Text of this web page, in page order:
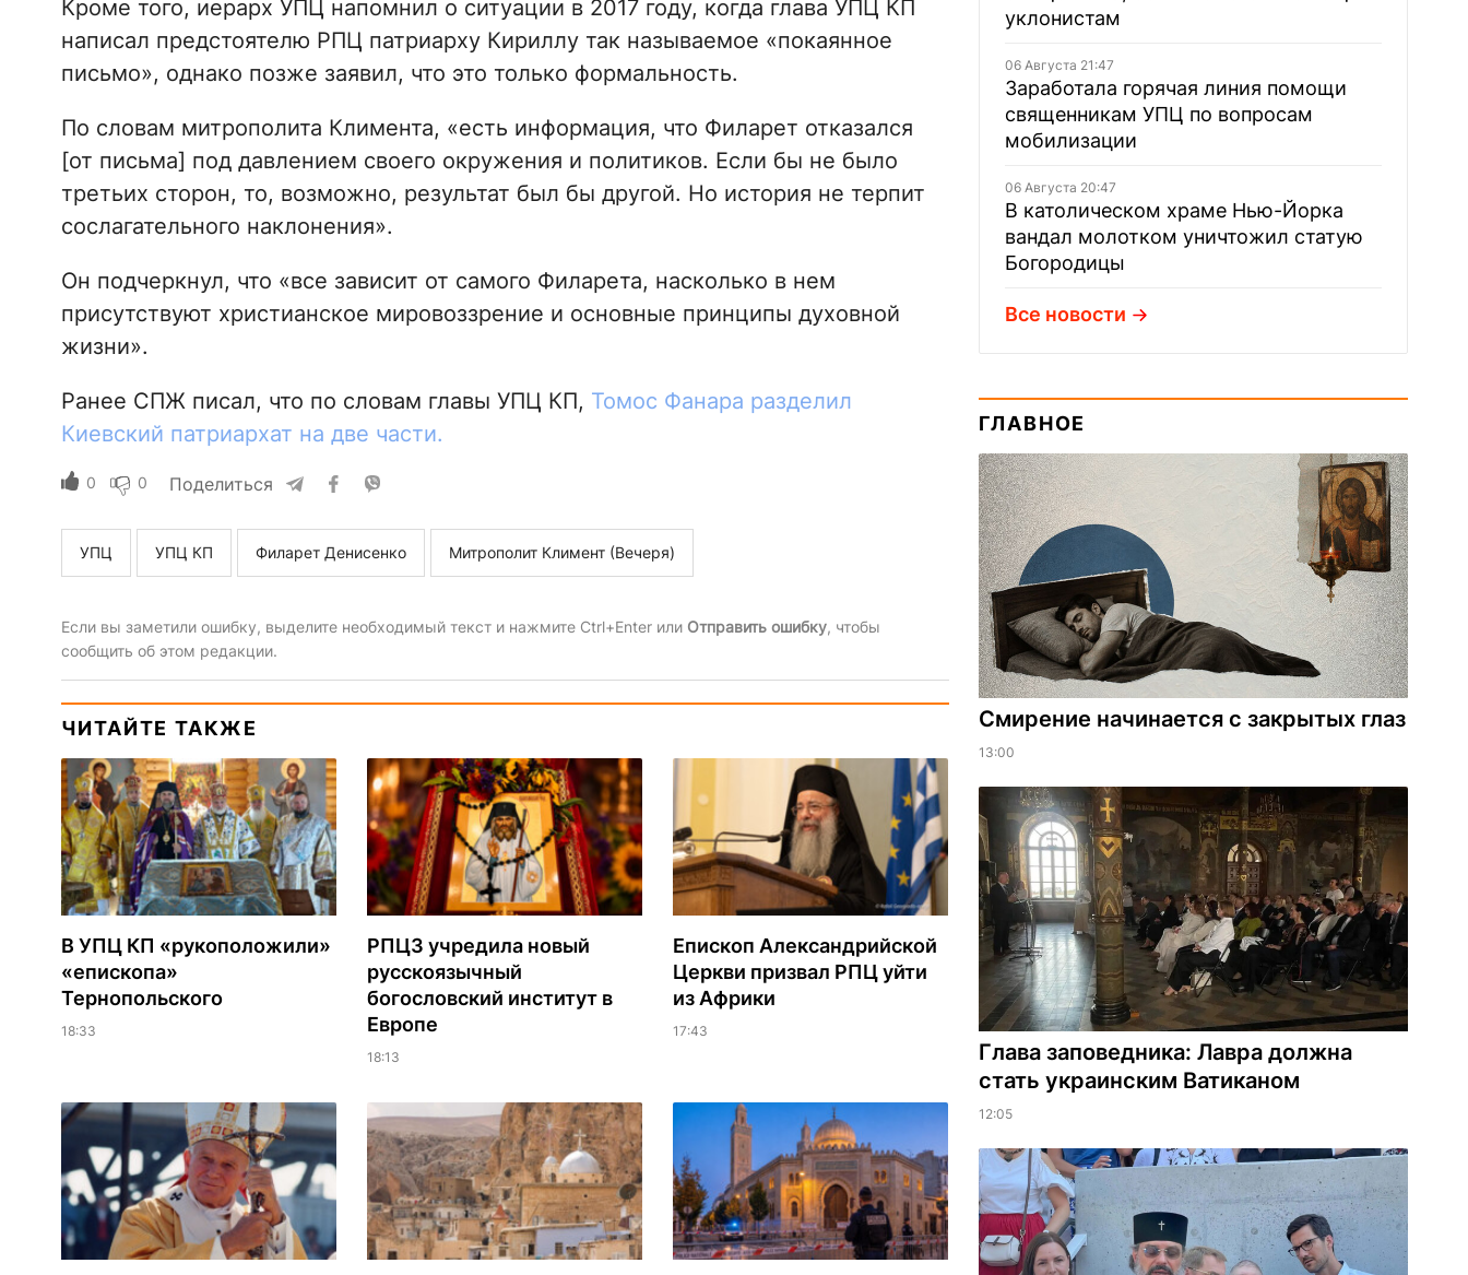
Кроме того, иерарх УПЦ напомнил о ситуации в 2017 году, когда глава УПЦ КП
написал предстоятелю РПЦ патриарху Кириллу так называемое «покаянное
письмо», однако позже заявил, что это только формальность.
По словам митрополита Климента, «есть информация, что Филарет отказался
[от письма] под давлением своего окружения и политиков. Если бы не было
третьих сторон, то, возможно, результат был бы другой. Но история не терпит
сослагательного наклонения».
Он подчеркнул, что «все зависит от самого Филарета, насколько в нем
присутствуют христианское мировоззрение и основные принципы духовной
жизни».
Ранее СПЖ писал, что по словам главы УПЦ КП, Томос Фанара разделил
Киевский патриархат на две части.
0 0 Поделиться
УПЦ УПЦ КП Филарет Денисенко Митрополит Климент (Вечеря)
Если вы заметили ошибку, выделите необходимый текст и нажмите Ctrl+Enter или Отправить ошибку, чтобы
сообщить об этом редакции.
ЧИТАЙТЕ ТАКЖЕ
В УПЦ КП «рукоположили»
«епископа»
Тернопольского
18:33
РПЦЗ учредила новый
русскоязычный
богословский институт в
Европе
18:13
Епископ Александрийской
Церкви призвал РПЦ уйти
из Африки
17:43
уклонистам
06 Августа 21:47
Заработала горячая линия помощи
священникам УПЦ по вопросам
мобилизации
06 Августа 20:47
В католическом храме Нью-Йорка
вандал молотком уничтожил статую
Богородицы
Все новости
ГЛАВНОЕ
Смирение начинается с закрытых глаз
13:00
Глава заповедника: Лавра должна
стать украинским Ватиканом
12:05